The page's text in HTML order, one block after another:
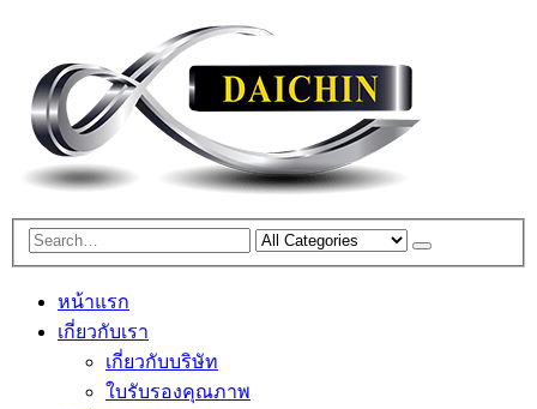
หน้าแรก
เกี่ยวกับเรา
เกี่ยวกับบริษัท
ใบรับรองคุณภาพ